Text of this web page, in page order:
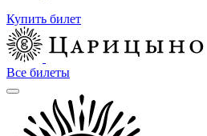
Купить билет
Все билеты